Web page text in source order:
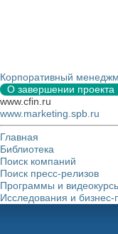
Корпоративный
О завершении проекта
www.cfin.ru
www.marketing.spb.ru
Главная
Библиотека
Поиск компаний
Поиск пресс-релизов
Программы и
Исследования и бизнес-